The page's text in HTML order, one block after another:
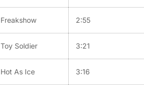
Freakshow 2:55
Toy Soldier 3:21
Hot As Ice 3:16